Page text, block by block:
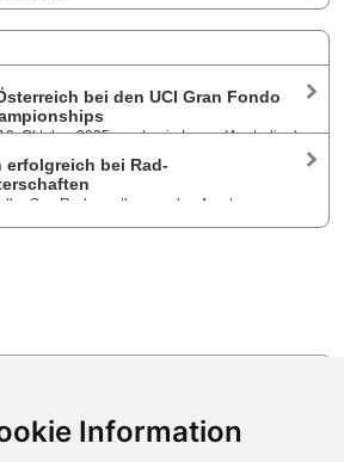
bei den UCI Gran Fondo
Oktober 2025 wurden in Lorne (Australien)
im Zeitfahren, Team Relay und Gran
vor einem Monat Sieger des King
den Weltmeistertitel im Zeitfahren.
erfolgreich bei Rad-
See Radmarathon zu den Amateur-
Aalborg in Dänemark. Diesen Traum erfüllten